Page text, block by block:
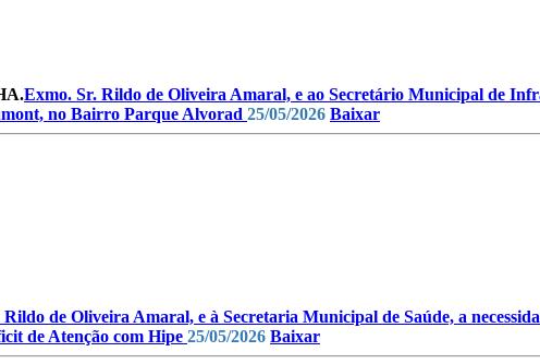
Exmo. Sr. Rildo de Oliveira Amaral, e ao Secretário Municipal de
no Bairro Parque Alvorad 25/05/2026 Baixar
Rildo de Oliveira Amaral, e à Secretaria Municipal de Saúde, a
de Atenção com Hipe 25/05/2026 Baixar